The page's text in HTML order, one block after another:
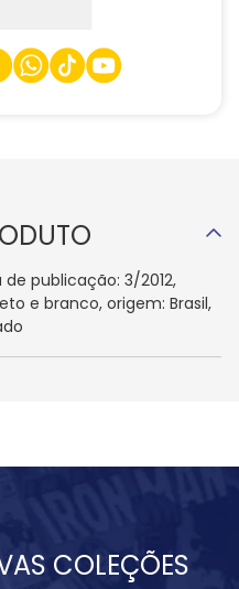
de publicação: 3/2012,
e branco, origem: Brasil,
COLEÇÕES